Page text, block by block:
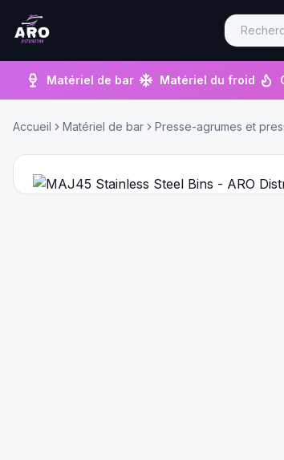
Matériel de bar Matériel du froid
Accueil Matériel de bar Presse-agrumes et